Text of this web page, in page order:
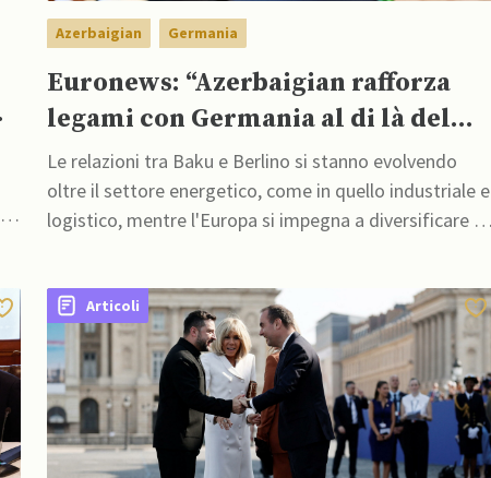
Azerbaigian Germania
Euronews: “Azerbaigian rafforza
legami con Germania al di là del
petrolio e del gas”
Le relazioni tra Baku e Berlino si stanno evolvendo
oltre il settore energetico, come in quello industriale e
logistico, mentre l'Europa si impegna a diversificare le
Articoli